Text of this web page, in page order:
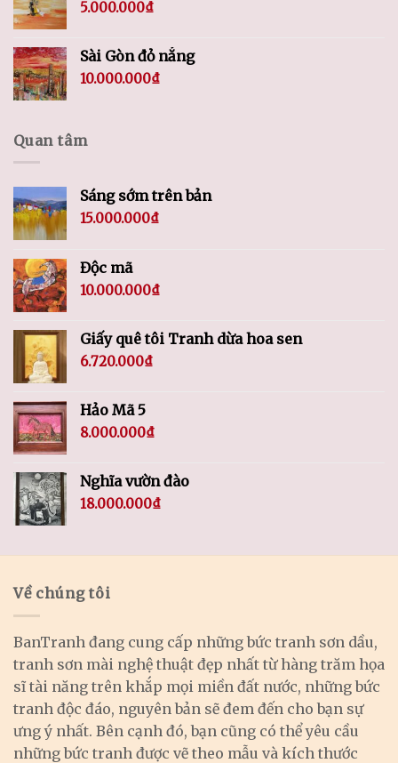
5.000.000₫
Sài Gòn đỏ nắng
10.000.000₫
Quan tâm
Sáng sớm trên bản
15.000.000₫
Độc mã
10.000.000₫
Giấy quê tôi Tranh dừa hoa sen
6.720.000₫
Hảo Mã 5
8.000.000₫
Nghĩa vườn đào
18.000.000₫
Về chúng tôi
BanTranh đang cung cấp những bức tranh sơn dầu,
tranh sơn mài nghệ thuật đẹp nhất từ hàng trăm họa
sĩ tài năng trên khắp mọi miền đất nước, những bức
tranh độc đáo, nguyên bản sẽ đem đến cho bạn sự
ưng ý nhất. Bên cạnh đó, bạn cũng có thể yêu cầu
những bức tranh được vẽ theo mẫu và kích thước